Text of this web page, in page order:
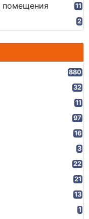
помещения 11
2
880
32
11
97
16
3
22
21
13
1